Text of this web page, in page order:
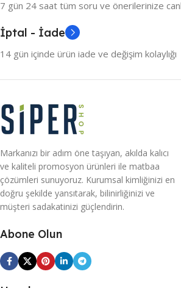
7 gün 24 saat tüm soru ve önerilerinize
İptal - İade
14 gün içinde ürün iade ve değişim kolaylığı
Markanızı bir adım öne taşıyan, akılda kalıcı
ve kaliteli promosyon ürünleri ile matbaa
çözümleri sunuyoruz. Kurumsal kimliğinizi en
doğru şekilde yansıtarak, bilinirliğinizi ve
müşteri sadakatinizi güçlendirin.
Abone Olun